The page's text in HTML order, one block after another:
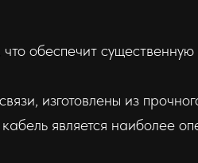
обеспечит
изготовлены из
является наиболее